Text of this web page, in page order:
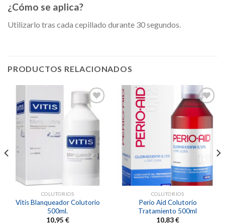
¿Cómo se aplica?
Utilizarlo tras cada cepillado durante 30 segundos.
PRODUCTOS RELACIONADOS
a la
lista de
deseos
COLUTORIOS
Vitis Blanqueador Colutorio
500ml.
10,95 €
Añadir
a la
lista de
deseos
COLUTORIOS
Perio Aid Colutorio
Tratamiento 500ml
10,83€